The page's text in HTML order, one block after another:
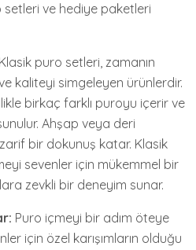
setleri ve hediye paketleri
Klasik puro setleri, zamanın
kaliteyi simgeleyen ürünlerdir.
birkaç farklı puroyu içerir ve
Ahşap veya deri
bir dokunuş katar. Klasik
sevenler için mükemmel bir
zevkli bir deneyim sunar.
Puro içmeyi bir adım öteye
için özel karışımların olduğu